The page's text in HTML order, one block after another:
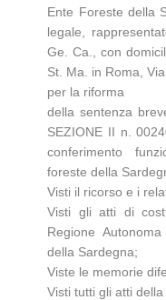
Ente Foreste della
legale,
Ge. Ca., con
St. Ma. in Roma,
per la riforma
della sentenza
SEZIONE II n.
conferimento
foreste della
Visti il ricorso e i
Visti gli atti di
Regione
della Sardegna;
Viste le memorie
Visti tutti gli atti